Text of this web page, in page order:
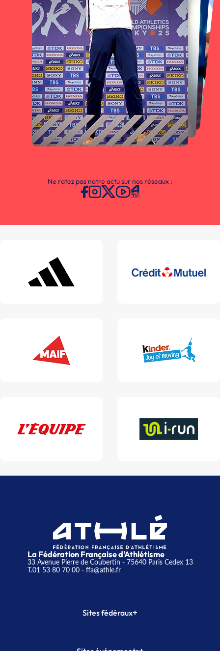
Ne ratez pas notre actu sur nos réseaux :
La Fédération Française d'Athlétisme
33 Avenue Pierre de Coubertin - 75640 Paris Cedex 13
T.01 53 80 70 00- ffa@athle.fr
Sites fédéraux+